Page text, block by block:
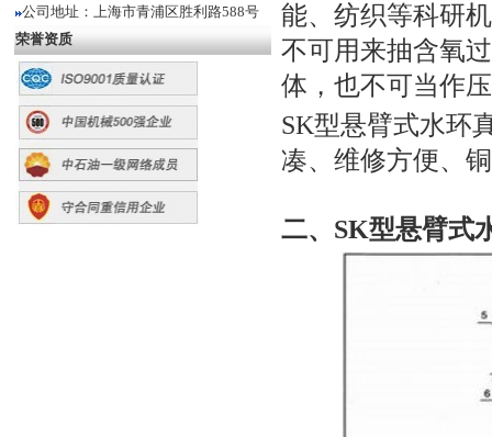
公司地址：上海市青浦区胜利路588号
荣誉资质
能、纺织等科研
不可用来抽含氧
体，也不可当作
SK型悬臂式水环
凑、维修方便、
二、 SK型悬臂式